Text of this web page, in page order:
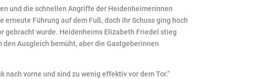
und die schnellen Angriffe der Heidenheimerinnen
Führung auf dem Fuß, doch ihr Schuss ging hoch
gebracht wurde. Heidenheims Elizabeth Friedel stieg
den Ausgleich bemüht, aber die Gastgeberinnen
vorne und sind zu wenig effektiv vor dem Tor.“